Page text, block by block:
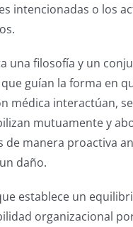
intencionadas o los
una filosofía y un
guían la forma en
médica interactúan, se
mutuamente y
de manera proactiva
daño.
establece un
organizacional